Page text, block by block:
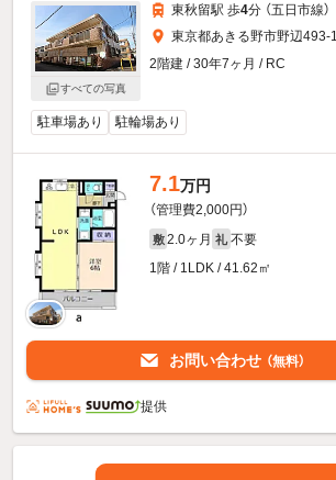
すべての写真
東秋留駅 歩4分 （五日市線）
東京都あきる野市野辺493-1
2階建 / 30年7ヶ月 / RC
駐車場あり 駐輪場あり
7.1万円
（管理費2,000円）
敷 2.0ヶ月 礼 不要
1階 / 1LDK / 41.62㎡
お問い合わせ （無料）
提供